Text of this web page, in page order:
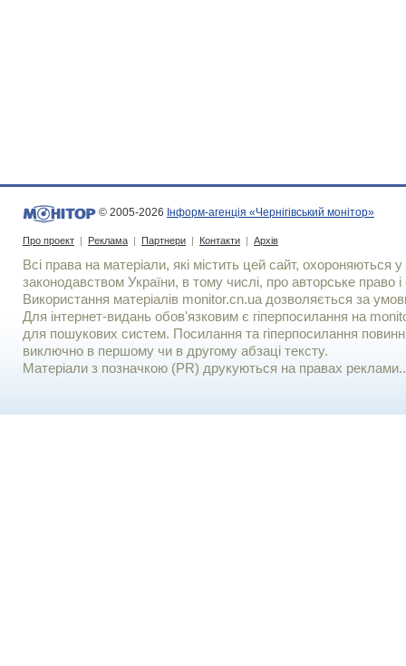
© 2005-2026 Інформ-агенція «Чернігівський монітор»
Про проект | Реклама | Партнери | Контакти | Архів
Всі права на матеріали, які містить цей сайт, охороняються у
законодавством України, в тому числі, про авторське право і
Використання матерiалiв monitor.cn.ua дозволяється за
Для iнтернет-видань обов'язковим є гiперпосилання на
для пошукових систем. Посилання та гіперпосилання
виключно в першому чи в другому абзаці тексту.
Матеріали з позначкою (PR) друкуються на правах реклами..